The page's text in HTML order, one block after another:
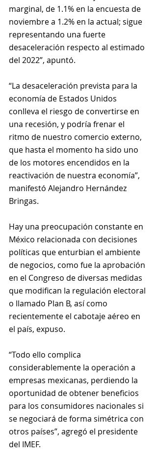
marginal, de 1.1% en la encuesta de
noviembre a 1.2% en la actual; sigue
representando una fuerte
desaceleración respecto al estimado
del 2022”, apuntó.
“La desaceleración prevista para la
economía de Estados Unidos
conlleva el riesgo de convertirse en
una recesión, y podría frenar el
ritmo de nuestro comercio externo,
que hasta el momento ha sido uno
de los motores encendidos en la
reactivación de nuestra economía”,
manifestó Alejandro Hernández
Bringas.
Hay una preocupación constante en
México relacionada con decisiones
políticas que enturbian el ambiente
de negocios, como fue la aprobación
en el Congreso de diversas medidas
que modifican la regulación electoral
o llamado Plan B, así como
recientemente el cabotaje aéreo en
el país, expuso.
“Todo ello complica
considerablemente la operación a
empresas mexicanas, perdiendo la
oportunidad de obtener beneficios
para los consumidores nacionales si
se negociará de forma simétrica con
otros países”, agregó el presidente
del IMEF.